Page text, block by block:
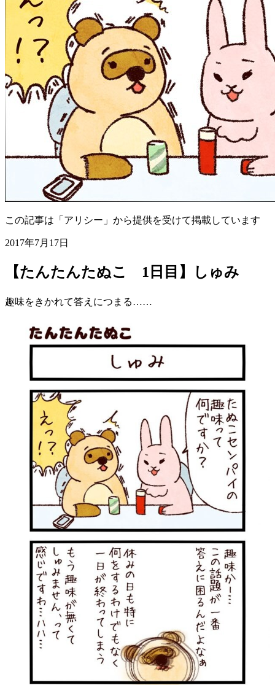
この記事は「アリシー」から提供を受けて掲載しています
2017年7月17日
【たんたんたぬこ 1日目】しゅみ
趣味をきかれて答えにつまる……